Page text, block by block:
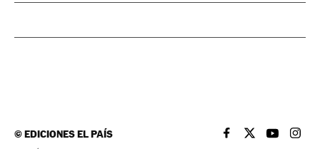
©EDICIONES EL PAÍS EL PAÍS BRASIL EN
EL PAÍSEL PAÍS
EL